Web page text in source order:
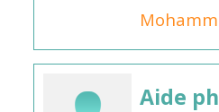
Aide